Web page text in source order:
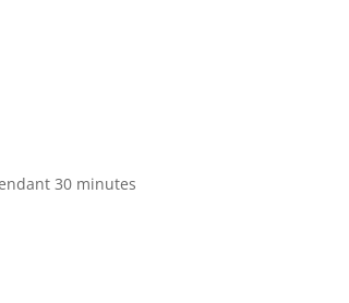
30 minutes